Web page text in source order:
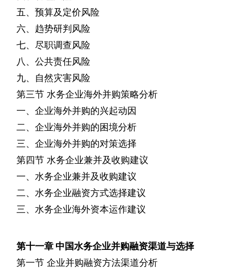
五、预算及定价风险
六、趋势研判风险
七、尽职调查风险
八、公共责任风险
九、自然灾害风险
第三节 水务企业海外并购策略分析
一、企业海外并购的兴起动因
二、企业海外并购的困境分析
三、企业海外并购的对策选择
第四节 水务企业兼并及收购建议
一、水务企业兼并及收购建议
二、水务企业融资方式选择建议
三、水务企业海外资本运作建议
第十一章 中国水务企业并购融资渠道与选择
第一节 企业并购融资方法渠道分析